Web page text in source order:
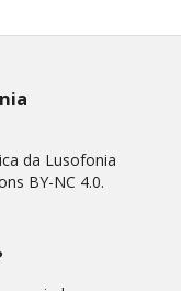
da Lusofonia
BY-NC 4.0.